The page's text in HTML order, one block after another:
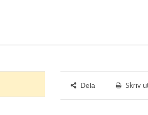
Dela Skriv